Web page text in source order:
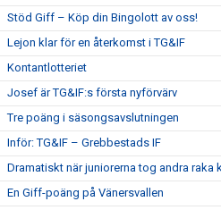
Stöd Giff – Köp din Bingolott av oss!
Lejon klar för en återkomst i TG&IF
Kontantlotteriet
Josef är TG&IF:s första nyförvärv
Tre poäng i säsongsavslutningen
Inför: TG&IF – Grebbestads IF
Dramatiskt när juniorerna tog andra raka
En Giff-poäng på Vänersvallen